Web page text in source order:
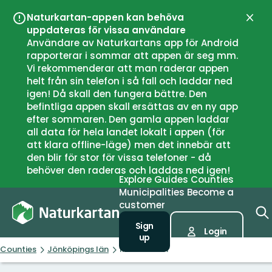
Naturkartan-appen kan behöva
uppdateras för vissa användare
Användare av Naturkartans app för Android
rapporterar i sommar att appen är seg mm.
Vi rekommenderar att man raderar appen
helt från sin telefon i så fall och laddar ned
igen! Då skall den fungera bättre. Den
befintliga appen skall ersättas av en ny app
efter sommaren. Den gamla appen laddar
all data för hela landet lokalt i appen (för
att klara offline-läge) men det innebär att
den blir för stor för vissa telefoner - då
behöver den raderas och laddas ned igen!
Close
Explore Guides Counties
Municipalities Become a
customer
Sign
up
Login
Counties Jönköpings län Information